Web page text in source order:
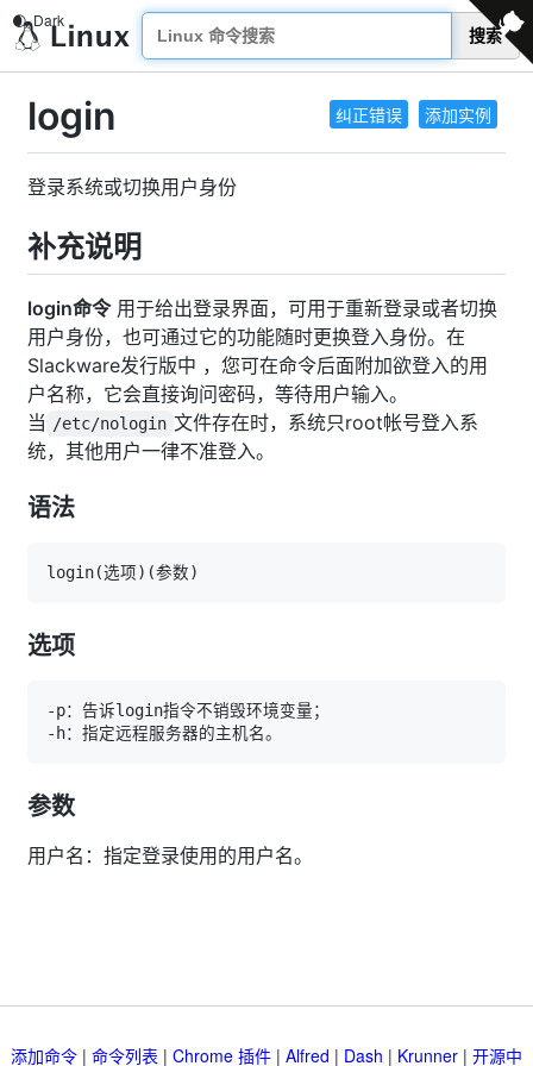
搜索
纠正错误 添加实例
login
登录系统或切换用户身份
补充说明
login命令用于给出登录界面，可用于重新登录或者切换
用户身份，也可通过它的功能随时更换登入身份。在
Slackware发行版中 ，您可在命令后面附加欲登入的用
户名称，它会直接询问密码，等待用户输入。
当 /etc/nologin 文件存在时，系统只root帐号登入系
统，其他用户一律不准登入。
语法
login(选项) (参数)
选项
参数
用户名：指定登录使用的用户名。
添加命令 | 命令列表 | Chrome 插件 | Alfred | Dash | Krunner | 开源中